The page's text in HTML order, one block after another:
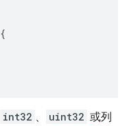
{
int32 、 uint32 或列